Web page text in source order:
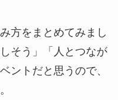
方をまとめてみまし
そう」「人とつなが
ントだと思うので、